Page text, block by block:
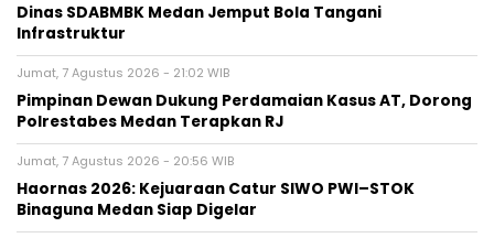
Dinas SDABMBK Medan Jemput Bola Tangani
Infrastruktur
Jumat, 7 Agustus 2026 - 21:02 WIB
Pimpinan Dewan Dukung Perdamaian Kasus AT, Dorong
Polrestabes Medan Terapkan RJ
Jumat, 7 Agustus 2026 - 20:56 WIB
Haornas 2026: Kejuaraan Catur SIWO PWI–STOK
Binaguna Medan Siap Digelar